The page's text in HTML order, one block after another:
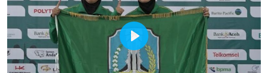
Play